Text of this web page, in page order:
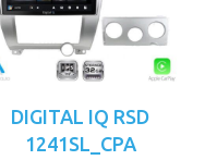
DIGITAL IQ RSD
1241SL_CPA